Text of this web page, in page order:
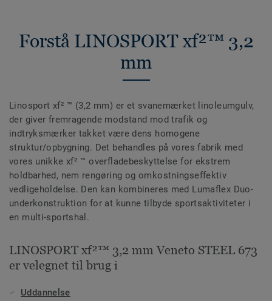
Forstå LINOSPORT xf²™ 3,2
mm
Linosport xf² ™ (3,2 mm) er et svanemærket linoleumgulv,
der giver fremragende modstand mod trafik og
indtryksmærker takket være dens homogene
struktur/opbygning. Det behandles på vores fabrik med
vores unikke xf² ™ overfladebeskyttelse for ekstrem
holdbarhed, nem rengøring og omkostningseffektiv
vedligeholdelse. Den kan kombineres med Lumaflex Duo-
underkonstruktion for at kunne tilbyde sportsaktiviteter i
en multi-sportshal.
LINOSPORT xf²™ 3,2 mm Veneto STEEL 673
er velegnet til brug i
Uddannelse